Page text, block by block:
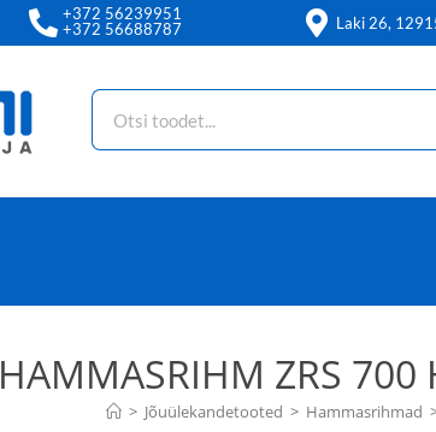
+372 56239951
+372 56688787
Laki 26,
HAMMASRIHM ZRS
> Jõuülekandetooted > Hammasrihmad